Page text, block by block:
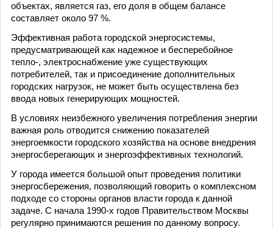
объектах, является газ, его доля в общем балансе
составляет около 97 %.
Эффективная работа городской энергосистемы,
предусматривающей как надежное и бесперебойное
тепло-, электроснабжение уже существующих
потребителей, так и присоединение дополнительных
городских нагрузок, не может быть осуществлена без
ввода новых генерирующих мощностей.
В условиях неизбежного увеличения потребления энергии
важная роль отводится снижению показателей
энергоемкости городского хозяйства на основе внедрения
энергосберегающих и энергоэффективных технологий.
У города имеется большой опыт проведения политики
энергосбережения, позволяющий говорить о комплексном
подходе со стороны органов власти города к данной
задаче. С начала 1990-х годов Правительством Москвы
регулярно принимаются решения по данному вопросу.